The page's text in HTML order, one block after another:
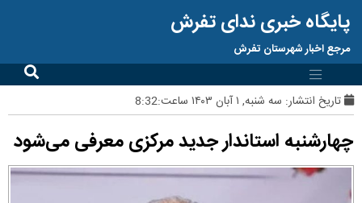
پایگاه خبری ندای تفرش
مرجع اخبار شهرستان تفرش
تاریخ انتشار: سه شنبه, ۱ آبان ۱۴۰۳ ساعت:8:32
چهارشنبه استاندار جدید مرکزی معرفی می‌شود